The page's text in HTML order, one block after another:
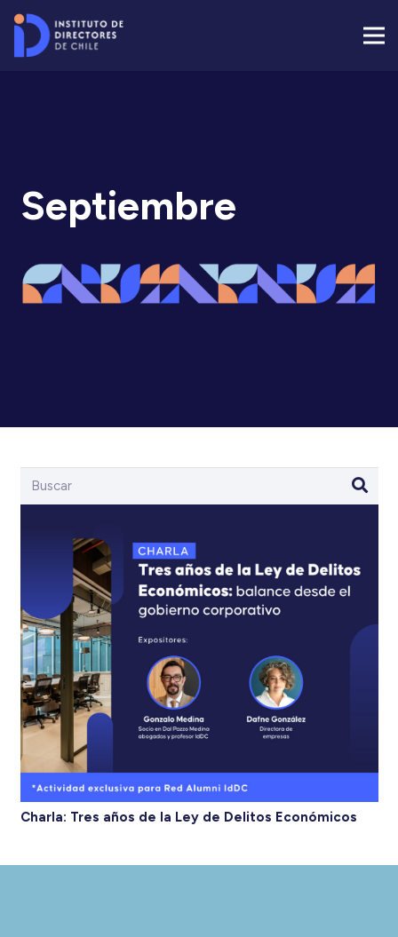
Septiembre
Charla: Tres años de la Ley de Delitos Económicos